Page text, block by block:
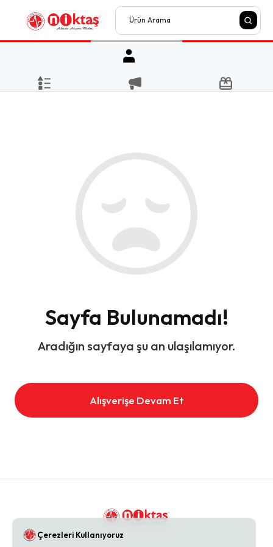
Sayfa Bulunamadı!
Aradığın sayfaya şu an ulaşılamıyor.
Alışverişe Devam Et
Çerezleri Kullanıyoruz